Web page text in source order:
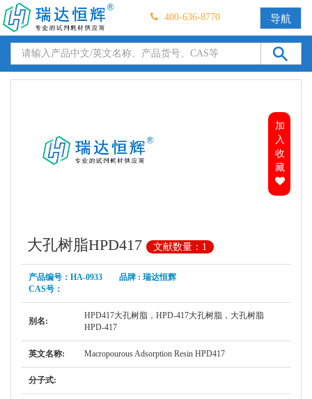
400-636-8770 导航
加
入
收
藏
大孔树脂HPD417 文献数量：1
产品编号：HA-0933 品牌 : 瑞达恒辉
CAS号：
别名:
HPD417大孔树脂，HPD-417大孔树脂，大孔树脂
HPD-417
英文名称: Macropourous Adsorption Resin HPD417
分子式: